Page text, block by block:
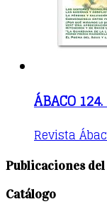
ÁBACO
Revista
Publicaciones
Catálogo